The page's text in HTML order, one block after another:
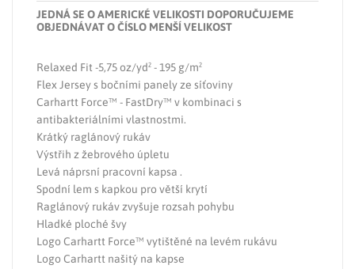
JEDNÁ SE O AMERICKÉ VELIKOSTI DOPORUČUJEME
OBJEDNÁVAT O ČÍSLO MENŠÍ VELIKOST
Relaxed Fit -5,75 oz/yd² - 195 g/m²
Flex Jersey s bočními panely ze síťoviny
Carhartt Force™ - FastDry™ v kombinaci s
antibakteriálními vlastnostmi.
Krátký raglánový rukáv
Výstřih z žebrového úpletu
Levá náprsní pracovní kapsa .
Spodní lem s kapkou pro větší krytí
Raglánový rukáv zvyšuje rozsah pohybu
Hladké ploché švy
Logo Carhartt Force™ vytištěné na levém rukávu
Logo Carhartt našitý na kapse